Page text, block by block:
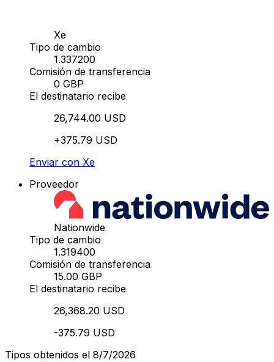
Xe
Tipo de cambio
1.337200
Comisión de transferencia
0 GBP
El destinatario recibe
26,744.00 USD
+375.79 USD
Enviar con Xe
Proveedor
Nationwide
Tipo de cambio
1.319400
Comisión de transferencia
15.00 GBP
El destinatario recibe
26,368.20 USD
-375.79 USD
Tipos obtenidos el 8/7/2026